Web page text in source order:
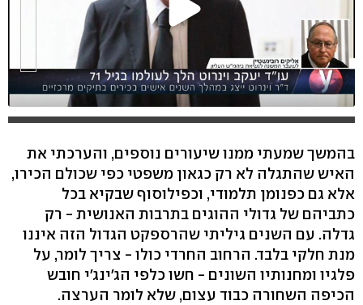
בהמשך שמעתי ממנו שיעורים נוספים, והערכתי את
האיש שהתגלה לא רק כגאון משפטי כפי שכולם הכירו,
אלא גם כפנומן תלמודי, וכפילוסוף שבקיא בכל
כתביהם של גדולי ההוגים בתרבות האנושית - רק
גדלה. עם השנים גיליתי שהרספקט הגדול הזה איננו
מנת חלקי בלבד. הרחוב החרדי כולו - צריך לומר, על
פלגיו ומחנותיו השונים - חשו כלפי הג'ינג'י חובש
הכיפה השחורה כבוד עצום, שלא לומר הערצה.